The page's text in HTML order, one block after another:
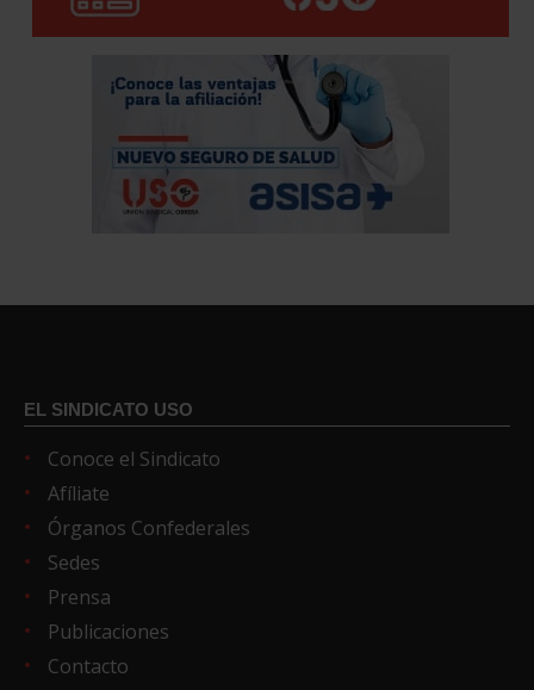
EL SINDICATO USO
Conoce el Sindicato
Afíliate
Órganos Confederales
Sedes
Prensa
Publicaciones
Contacto